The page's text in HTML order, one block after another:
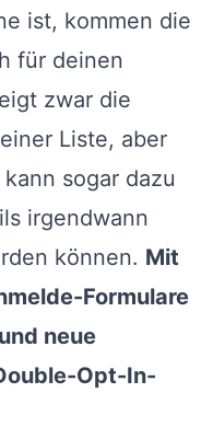
ist, kommen die
für deinen
zwar die
Liste, aber
sogar dazu
irgendwann
können. Mit
Formulare
neue
Opt-In-